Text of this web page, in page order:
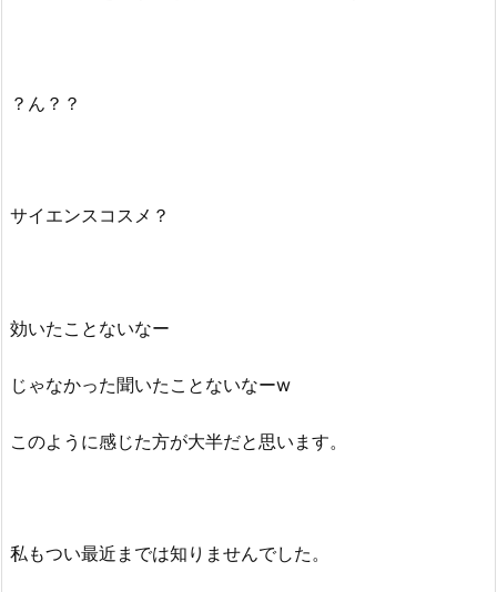
？ん？？
サイエンスコスメ？
効いたことないなー
じゃなかった聞いたことないなーw
このように感じた方が大半だと思います。
私もつい最近までは知りませんでした。